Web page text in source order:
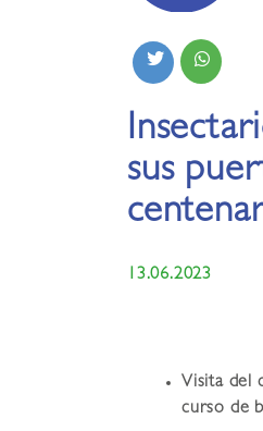
sus
13.06.2023
Visita del
curso de